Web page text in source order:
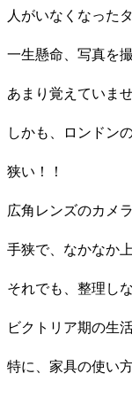
人がいなくなった
一生懸命、写真を
あまり覚えていま
しかも、ロンドン
狭い！！
広角レンズのカメ
手狭で、なかなか
それでも、整理し
ビクトリア期の生
特に、家具の使い